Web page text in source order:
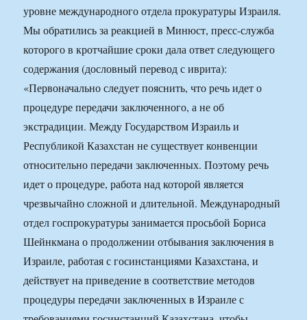
уровне международного отдела прокуратуры Израиля.
Мы обратились за реакцией в Минюст, пресс-служба
которого в кротчайшие сроки дала ответ следующего
содержания (дословный перевод с иврита):
«Первоначально следует пояснить, что речь идет о
процедуре передачи заключенного, а не об
экстрадиции. Между Государством Израиль и
Республикой Казахстан не существует конвенции
относительно передачи заключенных. Поэтому речь
идет о процедуре, работа над которой является
чрезвычайно сложной и длительной. Международный
отдел госпрокуратуры занимается просьбой Бориса
Шейнкмана о продолжении отбывания заключения в
Израиле, работая с госинстанциями Казахстана, и
действует на приведение в соответствие методов
процедуры передачи заключенных в Израиле с